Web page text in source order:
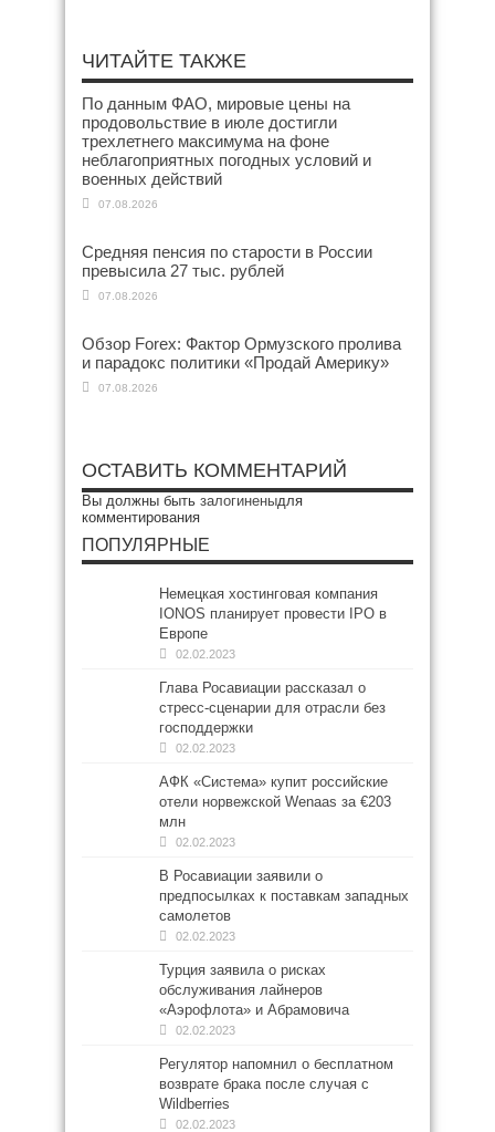
ЧИТАЙТЕ ТАКЖЕ
По данным ФАО, мировые цены на
продовольствие в июле достигли
трехлетнего максимума на фоне
неблагоприятных погодных условий и
военных действий
07.08.2026
Средняя пенсия по старости в России
превысила 27 тыс. рублей
07.08.2026
Обзор Forex: Фактор Ормузского пролива
и парадокс политики «Продай Америку»
07.08.2026
ОСТАВИТЬ КОММЕНТАРИЙ
Вы должны быть залогиненыдля
комментирования
ПОПУЛЯРНЫЕ
Немецкая хостинговая компания
IONOS планирует провести IPO в
Европе
02.02.2023
Глава Росавиации рассказал о
стресс-сценарии для отрасли без
господдержки
02.02.2023
АФК «Система» купит российские
отели норвежской Wenaas за €203
млн
02.02.2023
В Росавиации заявили о
предпосылках к поставкам западных
самолетов
02.02.2023
Турция заявила о рисках
обслуживания лайнеров
«Аэрофлота» и Абрамовича
02.02.2023
Регулятор напомнил о бесплатном
возврате брака после случая с
Wildberries
02.02.2023